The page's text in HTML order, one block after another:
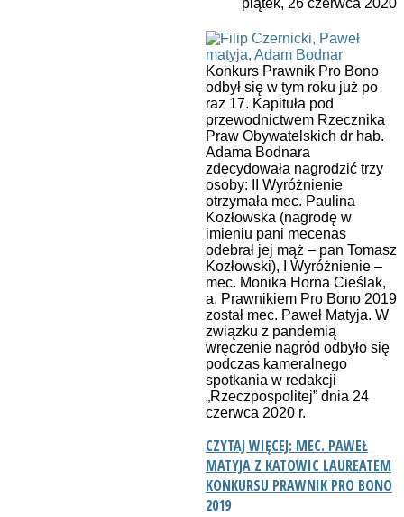
piątek, 26 czerwca 2020
Konkurs Prawnik Pro Bono
odbył się w tym roku już po
raz 17. Kapituła pod
przewodnictwem Rzecznika
Praw Obywatelskich dr hab.
Adama Bodnara
zdecydowała nagrodzić trzy
osoby: II Wyróżnienie
otrzymała mec. Paulina
Kozłowska (nagrodę w
imieniu pani mecenas
odebrał jej mąż – pan Tomasz
Kozłowski), I Wyróżnienie –
mec. Monika Horna Cieślak,
a. Prawnikiem Pro Bono 2019
został mec. Paweł Matyja. W
związku z pandemią
wręczenie nagród odbyło się
podczas kameralnego
spotkania w redakcji
„Rzeczpospolitej” dnia 24
czerwca 2020 r.
CZYTAJ WIĘCEJ: MEC. PAWEŁ
MATYJA Z KATOWIC LAUREATEM
KONKURSU PRAWNIK PRO BONO
2019